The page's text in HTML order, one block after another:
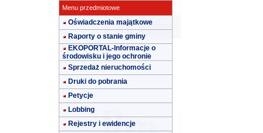
Menu przedmiotowe
Oświadczenia majątkowe
Raporty o stanie gminy
EKOPORTAL-Informacje o
środowisku i jego ochronie
Sprzedaż nieruchomości
Druki do pobrania
Petycje
Lobbing
Rejestry i ewidencje